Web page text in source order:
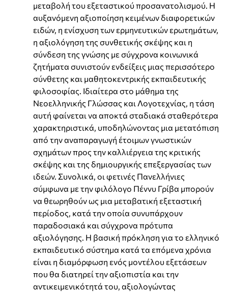
μεταβολή του εξεταστικού προσανατολισμού. Η
αυξανόμενη αξιοποίηση κειμένων διαφορετικών
ειδών, η ενίσχυση των ερμηνευτικών ερωτημάτων,
η αξιολόγηση της συνθετικής σκέψης και η
σύνδεση της γνώσης με σύγχρονα κοινωνικά
ζητήματα συνιστούν ενδείξεις μιας περισσότερο
σύνθετης και μαθητοκεντρικής εκπαιδευτικής
φιλοσοφίας. Ιδιαίτερα στο μάθημα της
Νεοελληνικής Γλώσσας και Λογοτεχνίας, η τάση
αυτή φαίνεται να αποκτά σταδιακά σταθερότερα
χαρακτηριστικά, υποδηλώνοντας μια μετατόπιση
από την αναπαραγωγή έτοιμων γνωστικών
σχημάτων προς την καλλιέργεια της κριτικής
σκέψης και της δημιουργικής επεξεργασίας των
ιδεών. Συνολικά, οι φετινές Πανελλήνιες
σύμφωνα με την φιλόλογο Πέννυ Γρίβα μπορούν
να θεωρηθούν ως μια μεταβατική εξεταστική
περίοδος, κατά την οποία συνυπάρχουν
παραδοσιακά και σύγχρονα πρότυπα
αξιολόγησης. Η βασική πρόκληση για το ελληνικό
εκπαιδευτικό σύστημα κατά τα επόμενα χρόνια
είναι η διαμόρφωση ενός μοντέλου εξετάσεων
που θα διατηρεί την αξιοπιστία και την
αντικειμενικότητά του, αξιολογώντας